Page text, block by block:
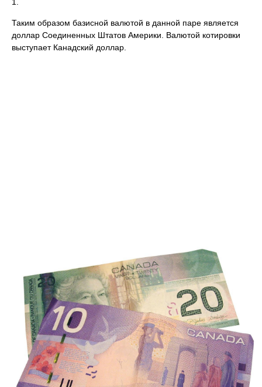
1.
Таким образом базисной валютой в данной паре является
доллар Соединенных Штатов Америки. Валютой котировки
выступает Канадский доллар.